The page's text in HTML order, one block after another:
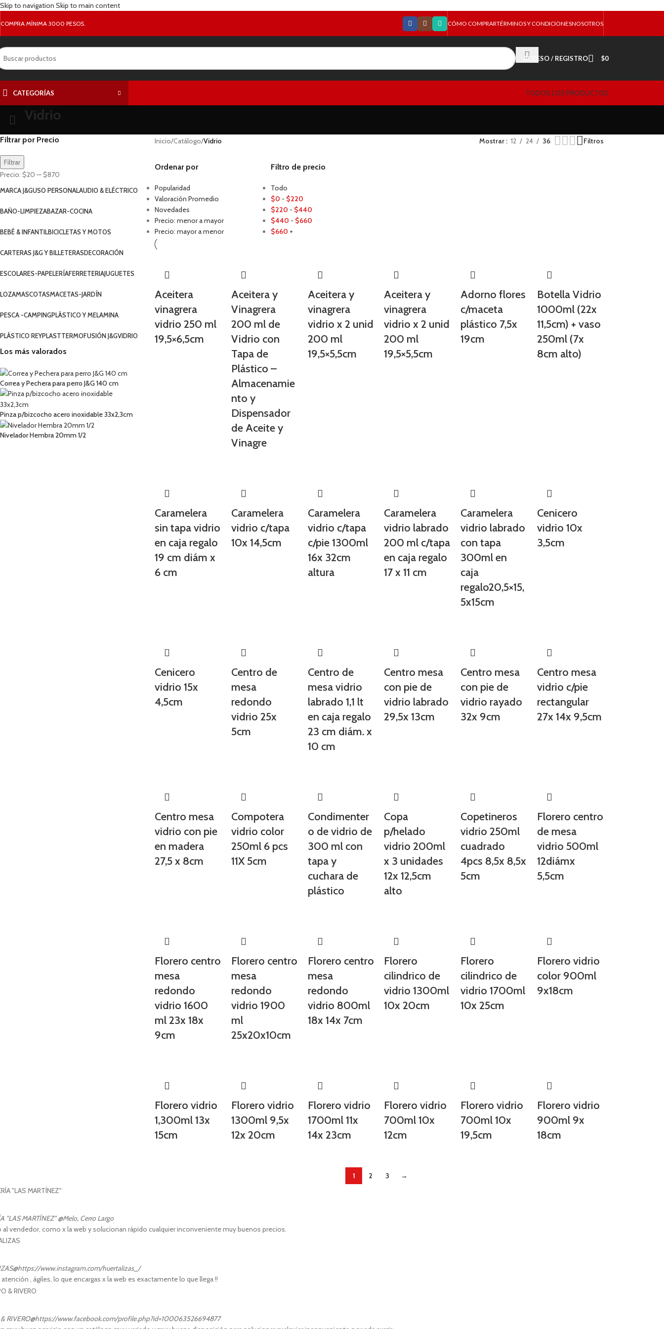
Skip to navigation Skip to main content
COMPRA MÍNIMA 3000 PESOS. CÓMO COMPRARTÉRMINOS Y CONDICIONESNOSOTROS
ACCESO / REGISTRO $0
CATEGORÍAS TODOS LOS PRODUCTOS
Vidrio
Filtrar por Precio
Filtrar
Precio: $20 —$870
MARCA J&GUSO PERSONALAUDIO & ELÉCTRICO
BAÑO-LIMPIEZABAZAR-COCINA
BEBÉ & INFANTILBICICLETAS Y MOTOS
CARTERAS J&G Y BILLETERASDECORACIÓN
ESCOLARES-PAPELERÍAFERRETERIAJUGUETES
LOZAMASCOTASMACETAS-JARDÍN
PESCA -CAMPINGPLÁSTICO Y MELAMINA
PLÁSTICO REYPLASTTERMOFUSIÓN J&GVIDRIO
Los más valorados
Correa y Pechera para perro J&G 140 cm
Pinza p/bizcocho acero inoxidable 33x2,3cm
Nivelador Hembra 20mm 1/2
Inicio/Catálogo/Vidrio Mostrar 12 24 36 Filtros
Ordenar por
Popularidad
Valoración Promedio
Novedades
Precio: menor a mayor
Precio: mayor a menor
Filtro de precio
Todo
$0 - $220
$220 - $440
$440 - $660
$660 +
Aceitera
vinagrera
vidrio 250 ml
19,5×6,5cm
Aceitera y
Vinagrera
200 ml de
Vidrio con
Tapa de
Plástico –
Almacenamie
nto y
Dispensador
de Aceite y
Vinagre
Aceitera y
vinagrera
vidrio x 2 unid
200 ml
19,5×5,5cm
Aceitera y
vinagrera
vidrio x 2 unid
200 ml
19,5×5,5cm
Adorno flores
c/maceta
plástico 7,5x
19cm
Botella Vidrio
1000ml (22x
11,5cm) + vaso
250ml (7x
8cm alto)
Caramelera
sin tapa vidrio
en caja regalo
19 cm diám x
6 cm
Caramelera
vidrio c/tapa
10x 14,5cm
Caramelera
vidrio c/tapa
c/pie 1300ml
16x 32cm
altura
Caramelera
vidrio labrado
200 ml c/tapa
en caja regalo
17 x 11 cm
Caramelera
vidrio labrado
con tapa
300ml en
caja
regalo20,5×15,
5x15cm
Cenicero
vidrio 10x
3,5cm
Cenicero
vidrio 15x
4,5cm
Centro de
mesa
redondo
vidrio 25x
5cm
Centro de
mesa vidrio
labrado 1,1 lt
en caja regalo
23 cm diám. x
10 cm
Centro mesa
con pie de
vidrio labrado
29,5x 13cm
Centro mesa
con pie de
vidrio rayado
32x 9cm
Centro mesa
vidrio c/pie
rectangular
27x 14x 9,5cm
Centro mesa
vidrio con pie
en madera
27,5 x 8cm
Compotera
vidrio color
250ml 6 pcs
11X 5cm
Condimenter
o de vidrio de
300 ml con
tapa y
cuchara de
plástico
Copa
p/helado
vidrio 200ml
x 3 unidades
12x 12,5cm
alto
Copetineros
vidrio 250ml
cuadrado
4pcs 8,5x 8,5x
5cm
Florero centro
de mesa
vidrio 500ml
12diámx
5,5cm
Florero centro
mesa
redondo
vidrio 1600
ml 23x 18x
9cm
Florero centro
mesa
redondo
vidrio 1900
ml
25x20x10cm
Florero centro
mesa
redondo
vidrio 800ml
18x 14x 7cm
Florero
cilindrico de
vidrio 1300ml
10x 20cm
Florero
cilindrico de
vidrio 1700ml
10x 25cm
Florero vidrio
color 900ml
9x18cm
Florero vidrio
1,300ml 13x
15cm
Florero vidrio
1300ml 9,5x
12x 20cm
Florero vidrio
1700ml 11x
14x 23cm
Florero vidrio
700ml 10x
12cm
Florero vidrio
700ml 10x
19,5cm
Florero vidrio
900ml 9x
18cm
1 2 3 →
"LAS MARTÍNEZ"@Melo, Cerro Largo
al vendedor, como x la web y solucionan rápido cualquier inconveniente muy buenos precios.
@https://www.instagram.com/huertalizas_/
, ágiles, lo que encargas x la web es exactamente lo que llega !!
RIVERO@https://www.facebook.com/profile.php?id=100063526694877